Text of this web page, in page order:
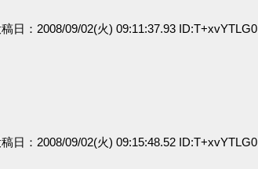
日：2008/09/02(火) 09:11:37.93 ID:T+xvYTLG0
日：2008/09/02(火) 09:15:48.52 ID:T+xvYTLG0